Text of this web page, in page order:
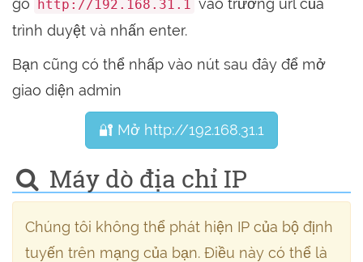
gõ http://192.168.31.1 vào trường url của
trình duyệt và nhấn enter.
Bạn cũng có thể nhấp vào nút sau đây để mở
giao diện admin
🔐 Mở http://192.168.31.1
Máy dò địa chỉ IP
Chúng tôi không thể phát hiện IP của bộ định
tuyến trên mạng của bạn. Điều này có thể là